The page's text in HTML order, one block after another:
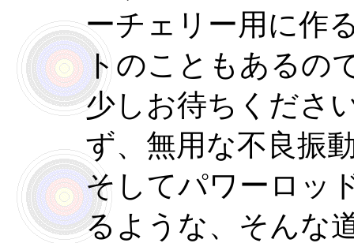
ーチェリー用に作
トのこともあるの
少しお待ちくださ
ず、無用な不良振
そしてパワーロッ
るような、そんな